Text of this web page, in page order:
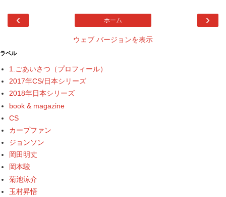
‹ ›
ホーム
ウェブ バージョンを表示
ラベル
1.ごあいさつ（プロフィール）
2017年CS/日本シリーズ
2018年日本シリーズ
book & magazine
CS
カープファン
ジョンソン
岡田明丈
岡本駿
菊池涼介
玉村昇悟